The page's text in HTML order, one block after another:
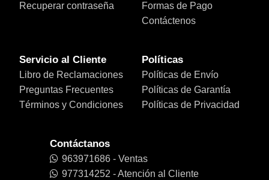
Recuperar contraseña
Formas de Pago
Contáctenos
Servicio al Cliente
Libro de Reclamaciones
Preguntas Frecuentes
Términos y Condiciones
Políticas
Políticas de Envío
Políticas de Garantía
Políticas de Privacidad
Contáctanos
963971686 - Ventas
977314252 - Atención al Cliente